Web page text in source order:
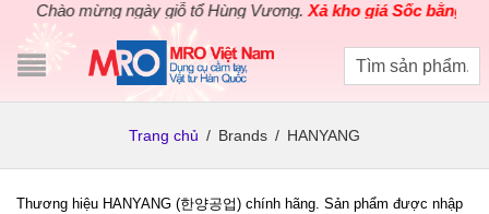
Chào mừng ngày giỗ tổ Hùng Vương.Xả kho giá Sốc bằng giá
Trang chủ / Brands / HANYANG
Thương hiệu HANYANG (한양공업) chính hãng. Sản phẩm được nhập